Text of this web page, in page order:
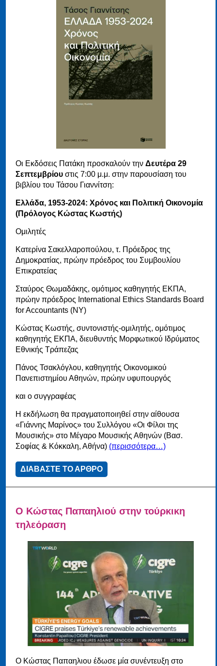
Οι Εκδόσεις Πατάκη προσκαλούν την Δευτέρα 29
Σεπτεμβρίου στις 7:00 μ.μ. στην παρουσίαση του
βιβλίου του Τάσου Γιαννίτση:
Ελλάδα, 1953-2024: Χρόνος και Πολιτική Οικονομία
(Πρόλογος Κώστας Κωστής)
Ομιλητές
Κατερίνα Σακελλαροπούλου, τ. Πρόεδρος της
Δημοκρατίας, πρώην πρόεδρος του Συμβουλίου
Επικρατείας
Σταύρος Θωμαδάκης, ομότιμος καθηγητής ΕΚΠΑ,
πρώην πρόεδρος International Ethics Standards Board
for Accountants (NY)
Κώστας Κωστής, συντονιστής-ομιλητής, ομότιμος
καθηγητής ΕΚΠΑ, διευθυντής Μορφωτικού Ιδρύματος
Εθνικής Τράπεζας
Πάνος Τσακλόγλου, καθηγητής Οικονομικού
Πανεπιστημίου Αθηνών, πρώην υφυπουργός
και ο συγγραφέας
Η εκδήλωση θα πραγματοποιηθεί στην αίθουσα
«Γιάννης Μαρίνος» του Συλλόγου «Οι Φίλοι της
Μουσικής» στο Μέγαρο Μουσικής Αθηνών (Βασ.
Σοφίας & Κόκκαλη, Αθήνα) (περισσότερα…)
ΔΙΑΒΑΣΤΕ ΤΟ ΑΡΘΡΟ
Ο Κώστας Παπαηλιού στην τούρκικη
τηλεόραση
Ο Κώστας Παπαηλιου έδωσε μία συνέντευξη στο